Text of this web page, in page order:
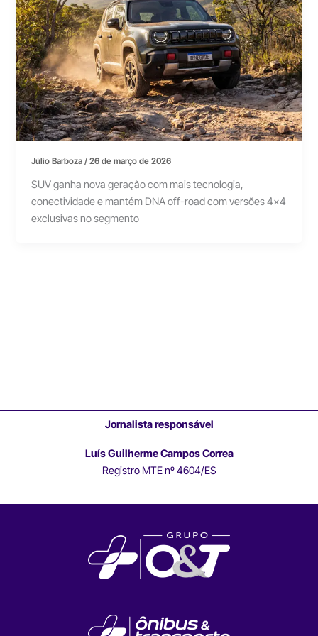
Júlio Barboza/26 de março de 2026
SUV ganha nova geração com mais tecnologia,
conectividade e mantém DNA off-road com versões 4×4
exclusivas no segmento
Jornalista responsável
Luís Guilherme Campos Correa
Registro MTE nº 4604/ES